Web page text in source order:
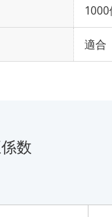
1000
適合
数